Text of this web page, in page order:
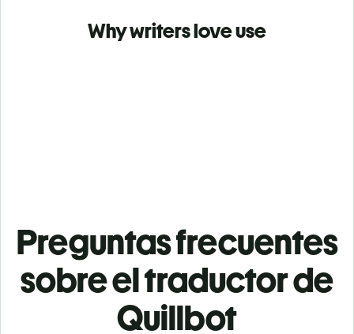
Why writers love use
Preguntas frecuentes
sobre el traductor de
Quillbot